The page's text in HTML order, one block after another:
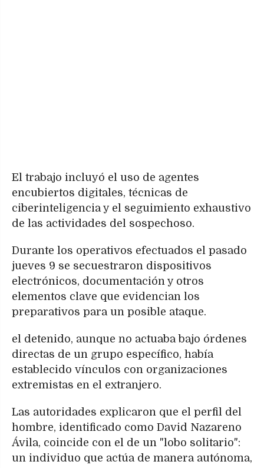
El trabajo incluyó el uso de agentes
encubiertos digitales, técnicas de
ciberinteligencia y el seguimiento exhaustivo
de las actividades del sospechoso.
Durante los operativos efectuados el pasado
jueves 9 se secuestraron dispositivos
electrónicos, documentación y otros
elementos clave que evidencian los
preparativos para un posible ataque.
el detenido, aunque no actuaba bajo órdenes
directas de un grupo específico, había
establecido vínculos con organizaciones
extremistas en el extranjero.
Las autoridades explicaron que el perfil del
hombre, identificado como David Nazareno
Ávila, coincide con el de un "lobo solitario":
un individuo que actúa de manera autónoma,